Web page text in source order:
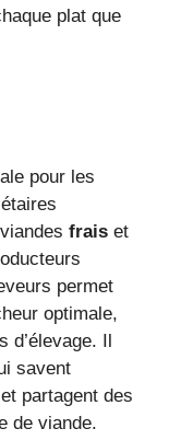
plat que
pour les
frais et
permet
optimale,
d’élevage. Il
savent
partagent des
de viande.